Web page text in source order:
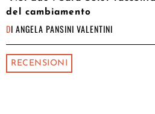
del cambiamento
DI ANGELA PANSINI VALENTINI
RECENSIONI